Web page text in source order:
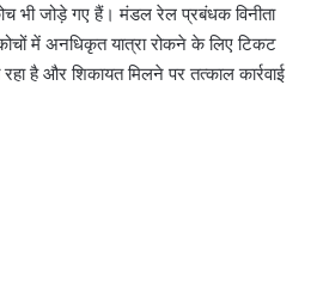
भी जोड़े गए हैं। मंडल रेल प्रबंधक विनीता
में अनधिकृत यात्रा रोकने के लिए टिकट
है और शिकायत मिलने पर तत्काल कार्रवाई